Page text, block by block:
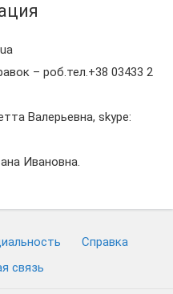
– роб.тел.+38 03433 2
Валерьевна, skype:
Ивановна.
Cправка
связь